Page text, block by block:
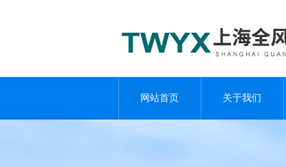
网站首页 关于我们